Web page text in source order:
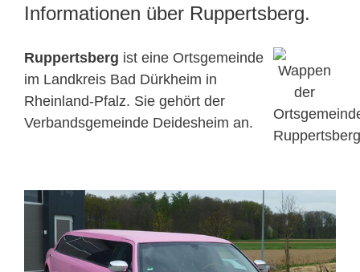
Informationen über Ruppertsberg.
Ruppertsberg ist eine Ortsgemeinde
im Landkreis Bad Dürkheim in
Rheinland-Pfalz. Sie gehört der
Verbandsgemeinde Deidesheim an.